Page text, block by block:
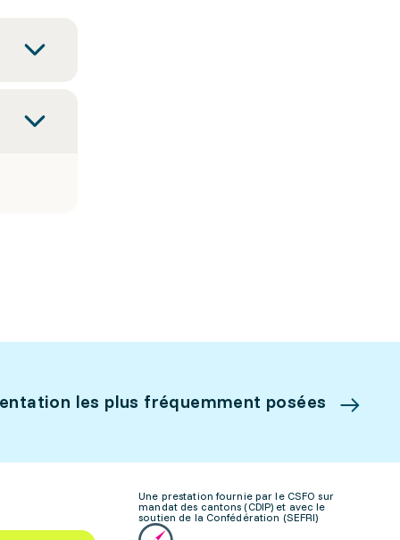
les plus fréquemment posées
Une prestation fournie par le CSFO sur
mandat des cantons (CDIP) et avec le
soutien de la Confédération (SEFRI)